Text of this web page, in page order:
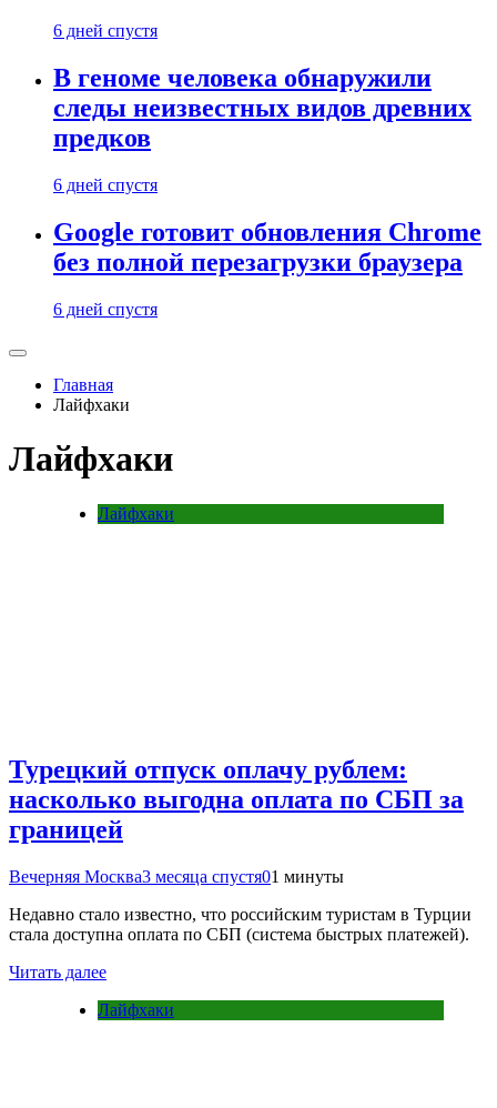
6 дней спустя
В геноме человека обнаружили
следы неизвестных видов древних
предков
6 дней спустя
Google готовит обновления Chrome
без полной перезагрузки браузера
6 дней спустя
Главная
Лайфхаки
Лайфхаки
Лайфхаки
Турецкий отпуск оплачу рублем:
насколько выгодна оплата по СБП за
границей
Вечерняя Москва3 месяца спустя01 минуты
Недавно стало известно, что российским туристам в Турции
стала доступна оплата по СБП (система быстрых платежей).
Читать далее
Лайфхаки